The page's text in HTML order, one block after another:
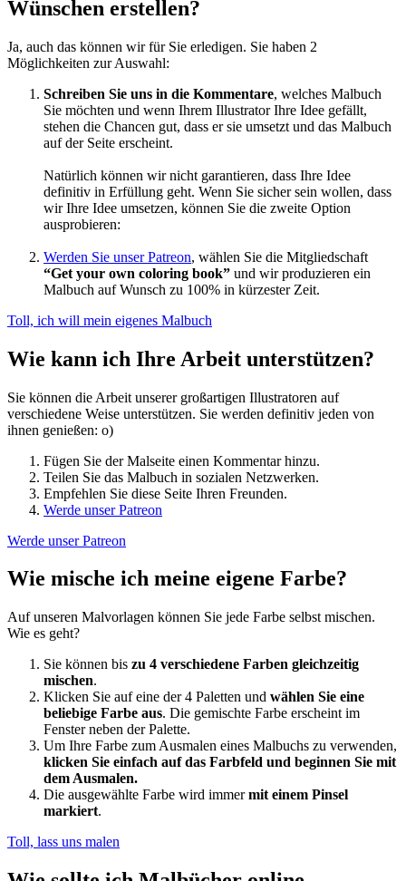
Wünschen erstellen?
Ja, auch das können wir für Sie erledigen. Sie haben 2
Möglichkeiten zur Auswahl:
Schreiben Sie uns in die Kommentare, welches Malbuch
Sie möchten und wenn Ihrem Illustrator Ihre Idee gefällt,
stehen die Chancen gut, dass er sie umsetzt und das Malbuch
auf der Seite erscheint.
Natürlich können wir nicht garantieren, dass Ihre Idee
definitiv in Erfüllung geht. Wenn Sie sicher sein wollen, dass
wir Ihre Idee umsetzen, können Sie die zweite Option
ausprobieren:
Werden Sie unser Patreon, wählen Sie die Mitgliedschaft
“Get your own coloring book” und wir produzieren ein
Malbuch auf Wunsch zu 100% in kürzester Zeit.
Toll, ich will mein eigenes Malbuch
Wie kann ich Ihre Arbeit unterstützen?
Sie können die Arbeit unserer großartigen Illustratoren auf
verschiedene Weise unterstützen. Sie werden definitiv jeden von
ihnen genießen: o)
Fügen Sie der Malseite einen Kommentar hinzu.
Teilen Sie das Malbuch in sozialen Netzwerken.
Empfehlen Sie diese Seite Ihren Freunden.
Werde unser Patreon
Werde unser Patreon
Wie mische ich meine eigene Farbe?
Auf unseren Malvorlagen können Sie jede Farbe selbst mischen.
Wie es geht?
Sie können bis zu 4 verschiedene Farben gleichzeitig
mischen.
Klicken Sie auf eine der 4 Paletten und wählen Sie eine
beliebige Farbe aus. Die gemischte Farbe erscheint im
Fenster neben der Palette.
Um Ihre Farbe zum Ausmalen eines Malbuchs zu verwenden,
klicken Sie einfach auf das Farbfeld und beginnen Sie mit
dem Ausmalen.
Die ausgewählte Farbe wird immermit einem Pinsel
markiert.
Toll, lass uns malen